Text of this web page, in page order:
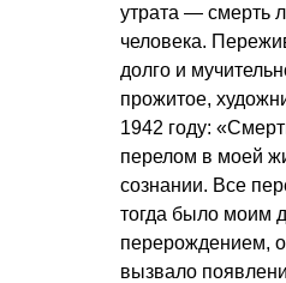
утрата — смерть
человека.
долго и
прожитое,
1942 году:
перелом в моей
сознании. Все
тогда было моим
перерождением,
вызвало